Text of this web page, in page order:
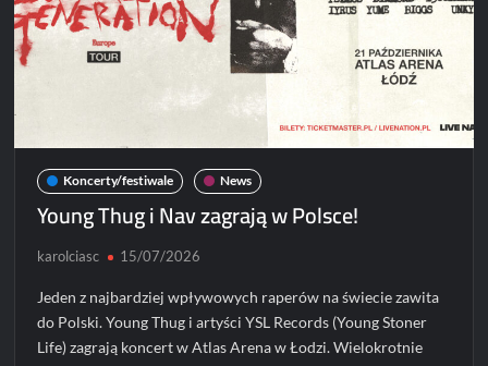
Koncerty/festiwale News
Young Thug i Nav zagrają w Polsce!
karolciasc 15/07/2026
Jeden z najbardziej wpływowych raperów na świecie zawita
do Polski. Young Thug i artyści YSL Records (Young Stoner
Life) zagrają koncert w Atlas Arena w Łodzi. Wielokrotnie